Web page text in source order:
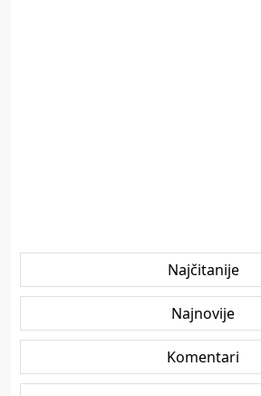
Najčitanije
Najnovije
Komentari